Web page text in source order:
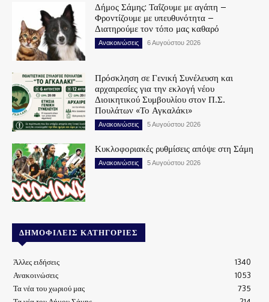
Δήμος Σάμης: Ταΐζουμε με αγάπη –
Φροντίζουμε με υπευθυνότητα –
Διατηρούμε τον τόπο μας καθαρό
Ανακοινώσεις 6 Αυγούστου 2026
Πρόσκληση σε Γενική Συνέλευση και
αρχαιρεσίες για την εκλογή νέου
Διοικητικού Συμβουλίου στον Π.Σ.
Πουλάτων «Το Αγκαλάκι»
Ανακοινώσεις 5 Αυγούστου 2026
Κυκλοφοριακές ρυθμίσεις απόψε στη Σάμη
Ανακοινώσεις 5 Αυγούστου 2026
ΔΗΜΟΦΙΛΕΊΣ ΚΑΤΗΓΟΡΊΕΣ
Άλλες ειδήσεις
1340
Ανακοινώσεις
1053
Τα νέα του χωριού μας
735